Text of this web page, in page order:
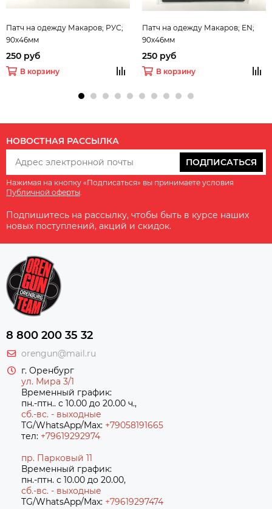
Патч на одежду Макаров; РУС;
90х46мм
250 руб
В корзину
Патч на одежду Макаров; EN;
90х46мм
250 руб
В корзину
НОВОСТНАЯ РАССЫЛКА
ПОДПИСАТЬСЯ
Нажимая на кнопку «Подписаться» вы принимаете условия
Публичной оферты
Подпишитесь на рассылку, чтобы быть в курсе наших
новых поступлений, акций и скидок.
8 800 200 35 32
orengun@mail.ru
г. Оренбург
ул. Мира 3/1
Временный график:
пн.-птн.. с 10.00 до 20.00 ч.,
сб.-вс. - выходные
TG/WhatsApp/Max: +79058191665
тел: +79619292974
пр. Парковый 11
Временный график:
пн.-птн. с 10.00 до 20.00,
сб.-вс. - выходные
TG/WhatsApp/Max: +79619297474